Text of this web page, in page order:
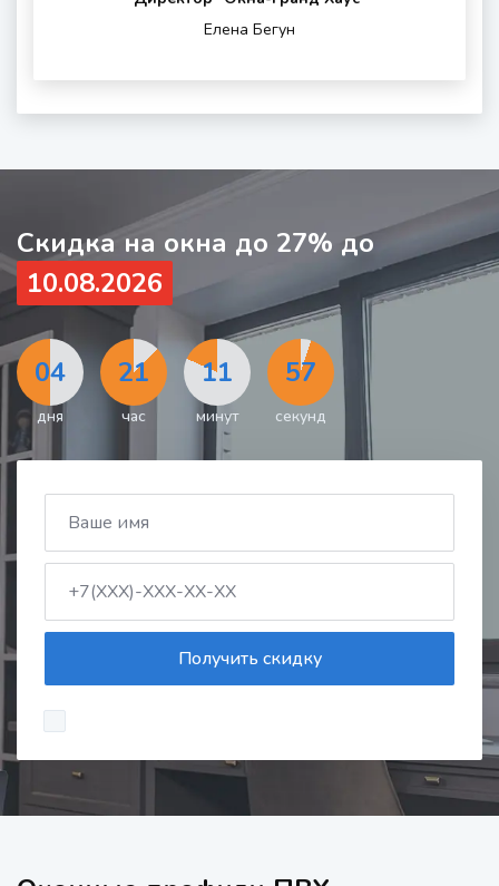
шумности
окном
Елена Бегун
Скидка на окна до 27% до
10.08.2026
04
дня
21
час
11
минут
55
секунд
Получить скидку